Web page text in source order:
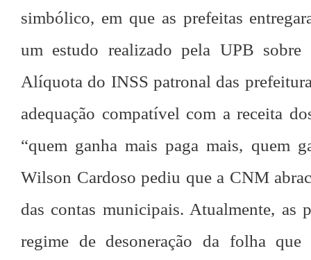
simbólico, em que as prefeitas
um estudo realizado pela UPB sobre
Alíquota do INSS patronal das
adequação compatível com a receita
“quem ganha mais paga mais, quem
Wilson Cardoso pediu que a CNM
das contas municipais. Atualmente, as
regime de desoneração da folha que